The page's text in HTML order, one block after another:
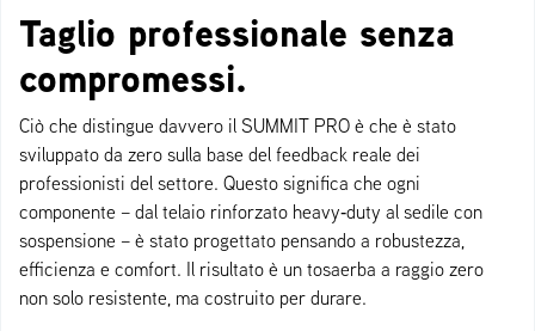
Taglio professionale senza
compromessi.
Ciò che distingue davvero il SUMMIT PRO è che è stato
sviluppato da zero sulla base del feedback reale dei
professionisti del settore. Questo significa che ogni
componente – dal telaio rinforzato heavy‑duty al sedile con
sospensione – è stato progettato pensando a robustezza,
efficienza e comfort. Il risultato è un tosaerba a raggio zero
non solo resistente, ma costruito per durare.